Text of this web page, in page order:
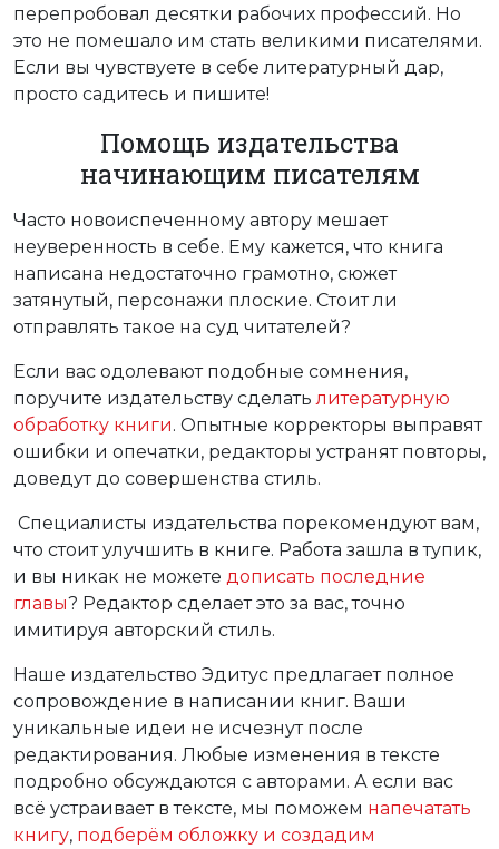
перепробовал десятки рабочих профессий. Но
это не помешало им стать великими писателями.
Если вы чувствуете в себе литературный дар,
просто садитесь и пишите!
Помощь издательства
начинающим писателям
Часто новоиспеченному автору мешает
неуверенность в себе. Ему кажется, что книга
написана недостаточно грамотно, сюжет
затянутый, персонажи плоские. Стоит ли
отправлять такое на суд читателей?
Если вас одолевают подобные сомнения,
поручите издательству сделатьлитературную
обработку книги. Опытные корректоры выправят
ошибки и опечатки, редакторы устранят повторы,
доведут до совершенства стиль.
Специалисты издательства порекомендуют вам,
что стоит улучшить в книге. Работа зашла в тупик,
и вы никак не можете дописать последние
главы? Редактор сделает это за вас, точно
имитируя авторский стиль.
Наше издательство Эдитус предлагает полное
сопровождение в написании книг. Ваши
уникальные идеи не исчезнут после
редактирования. Любые изменения в тексте
подробно обсуждаются с авторами. А если вас
всё устраивает в тексте, мы поможем напечатать
книгу, подберём обложку и создадим